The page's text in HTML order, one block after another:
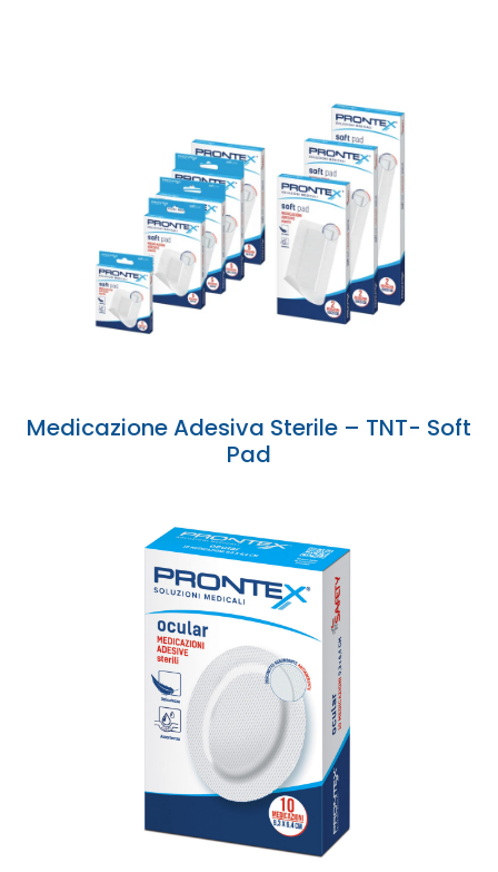
Medicazione Adesiva Sterile – TNT- Soft
Pad